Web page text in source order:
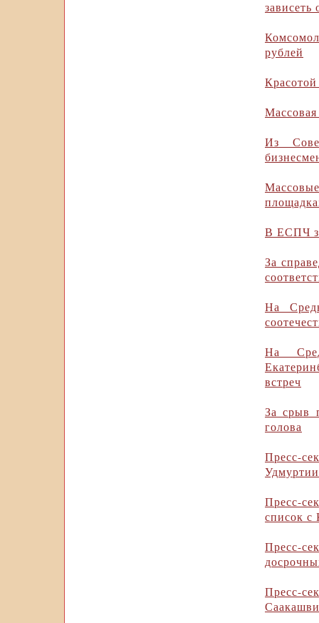
зависеть
рублей
Из
В ЕСПЧ
За
На
На
встреч
За срыв
голова
Пресс-
Пресс-
список с
Пресс-
Пресс-